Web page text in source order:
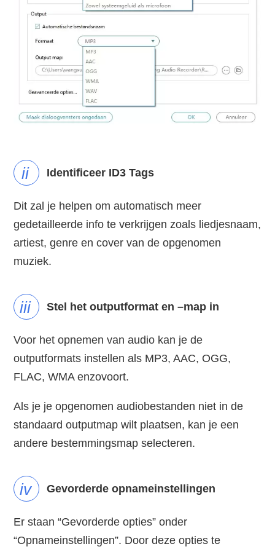
ii Identificeer ID3 Tags
Dit zal je helpen om automatisch meer
gedetailleerde info te verkrijgen zoals liedjesnaam,
artiest, genre en cover van de opgenomen
muziek.
iii Stel het outputformat en –map in
Voor het opnemen van audio kan je de
outputformats instellen als MP3, AAC, OGG,
FLAC, WMA enzovoort.
Als je je opgenomen audiobestanden niet in de
standaard outputmap wilt plaatsen, kan je een
andere bestemmingsmap selecteren.
iv Gevorderde opnameinstellingen
Er staan “Gevorderde opties” onder
“Opnameinstellingen”. Door deze opties te